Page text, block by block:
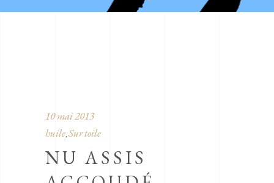
10 mai 2013
huile, Sur toile
NU ASSIS